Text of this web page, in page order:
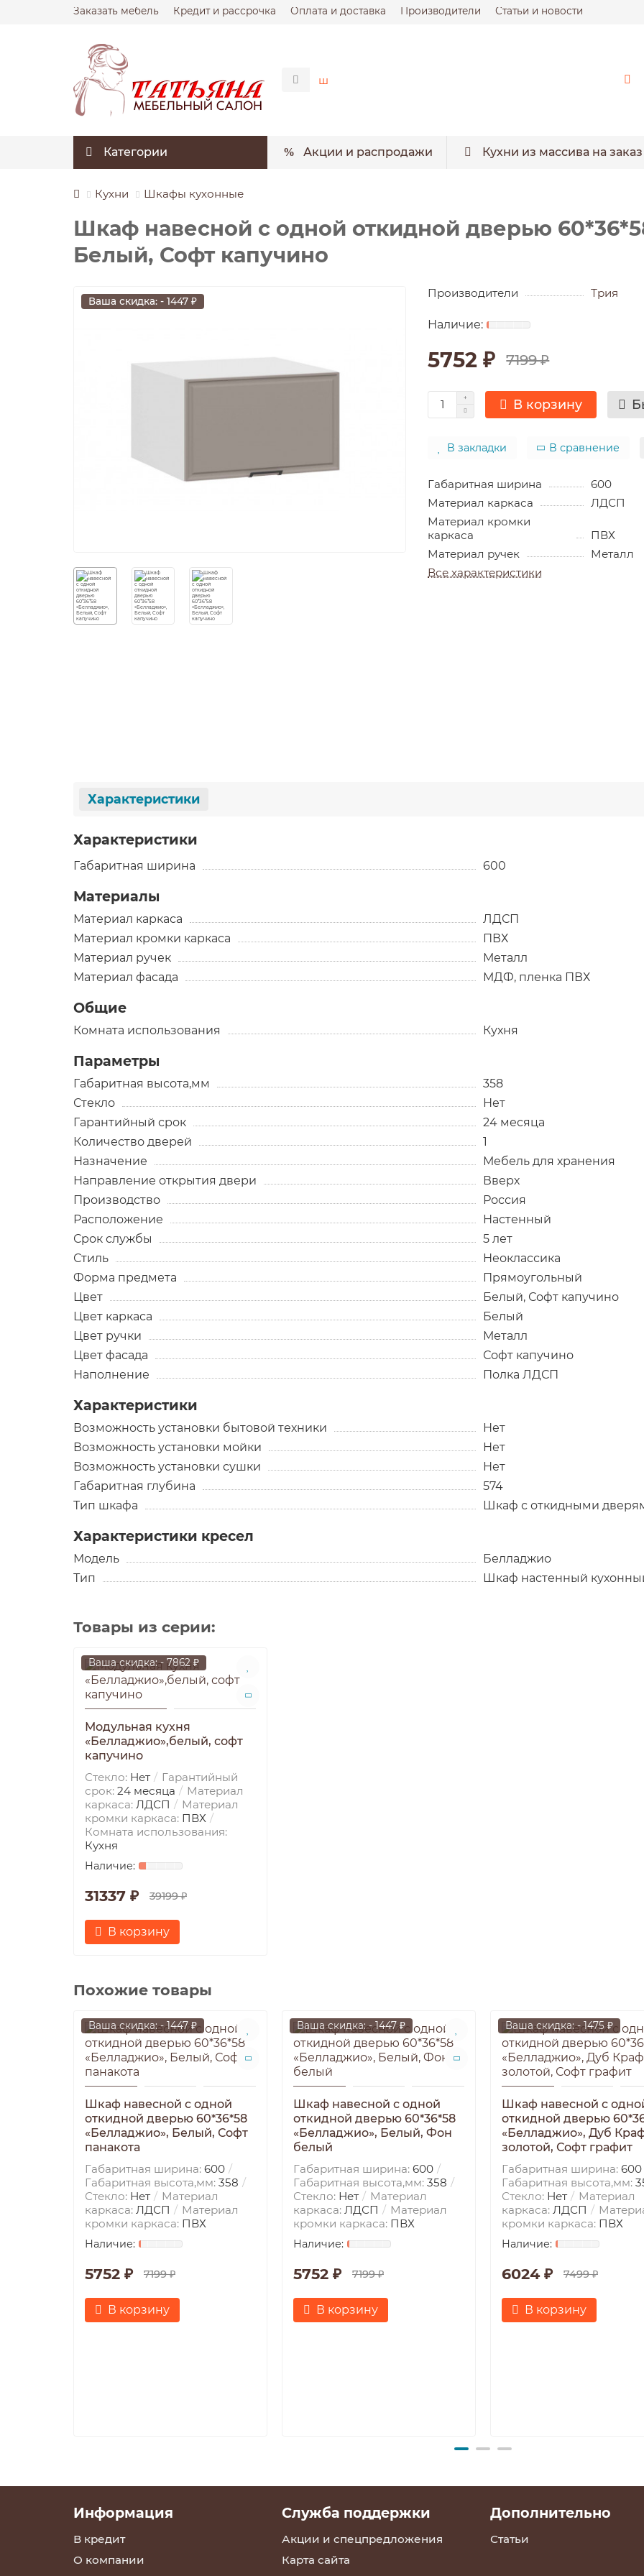
Заказать мебель Кредит и рассрочка Оплата и доставка Производители Статьи и новости
Категории Акции и распродажи Кухни из массива на заказ
Кухни Шкафы кухонные
Шкаф навесной c одной откидной дверью
Белый, Софт капучино
Ваша скидка: - 1447 ₽
Производители Трия
5752 ₽ 7199 ₽
В корзину
В закладки В сравнение
Габаритная ширина
600
Материал каркаса
ЛДСП
Материал кромки
каркаса
ПВХ
Материал ручек
Металл
Все характеристики
Характеристики
Характеристики
Габаритная ширина 600
Материалы
Материал каркаса
ЛДСП
Материал кромки каркаса
ПВХ
Материал ручек
Металл
Материал фасада
МДФ, пленка ПВХ
Общие
Комната использования Кухня
Параметры
Габаритная высота,мм
358
Стекло
Нет
Гарантийный срок
24 месяца
Количество дверей
1
Назначение
Мебель для хранения
Направление открытия двери
Вверх
Производство
Россия
Расположение
Настенный
Срок службы
5 лет
Стиль
Неоклассика
Форма предмета
Прямоугольный
Цвет
Белый, Софт капучино
Цвет каркаса
Белый
Цвет ручки
Металл
Цвет фасада
Софт капучино
Наполнение
Полка ЛДСП
Характеристики
Возможность установки бытовой техники
Нет
Возможность установки мойки
Нет
Возможность установки сушки
Нет
Габаритная глубина
574
Тип шкафа
Шкаф с откидными
Характеристики кресел
Модель
Белладжио
Тип
Шкаф настенный
Товары из серии:
Ваша скидка: - 7862 ₽
Модульная кухня
«Белладжио»,белый, софт
капучино
Стекло: Нет
Гарантийный
срок: 24 месяца
Материал
каркаса: ЛДСП
Материал
кромки каркаса: ПВХ
Комната использования:
Кухня
31337 ₽ 39199 ₽
В корзину
Похожие товары
Ваша скидка: - 1447 ₽
Шкаф навесной c одной
откидной дверью 60*36*58
«Белладжио», Белый, Софт
панакота
Габаритная ширина: 600
Габаритная высота,мм: 358
Стекло: Нет
Материал
каркаса: ЛДСП
Материал
кромки каркаса: ПВХ
5752 ₽ 7199 ₽
В корзину
Ваша скидка: - 1447 ₽
Шкаф навесной c одной
откидной дверью 60*36*58
«Белладжио», Белый, Фон
белый
Габаритная ширина: 600
Габаритная высота,мм: 358
Стекло: Нет
Материал
каркаса: ЛДСП
Материал
кромки каркаса: ПВХ
5752 ₽ 7199 ₽
В корзину
Ваша скидка: - 1475 ₽
Шкаф навесной c
откидной дверью
«Белладжио», Дуб
золотой, Софт графит
Габаритная ширина: 600
Габаритная высота,мм:
Стекло: Нет
Материал
каркаса: ЛДСП
кромки каркаса: ПВХ
6024 ₽ 7499 ₽
В корзину
Информация
В кредит
О компании
Служба поддержки
Акции и спецпредложения
Карта сайта
Дополнительно
Статьи